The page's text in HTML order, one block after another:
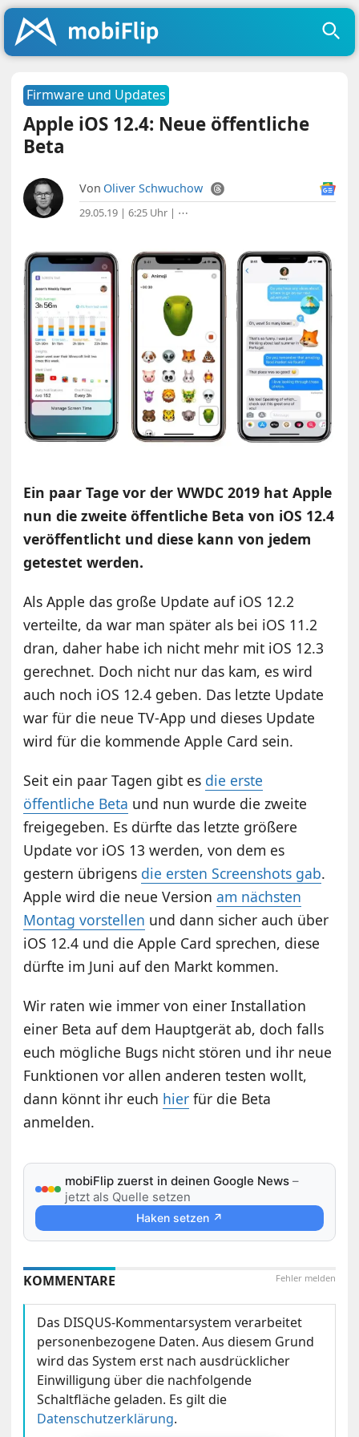
Firmware und Updates
Apple iOS 12.4: Neue öffentliche
Beta
Von Oliver Schwuchow
29.05.19 | 6:25 Uhr | ⋯
Ein paar Tage vor der WWDC 2019 hat Apple
nun die zweite öffentliche Beta von iOS 12.4
veröffentlicht und diese kann von jedem
getestet werden.
Als Apple das große Update auf iOS 12.2
verteilte, da war man später als bei iOS 11.2
dran, daher habe ich nicht mehr mit iOS 12.3
gerechnet. Doch nicht nur das kam, es wird
auch noch iOS 12.4 geben. Das letzte Update
war für die neue TV-App und dieses Update
wird für die kommende Apple Card sein.
Seit ein paar Tagen gibt es die erste
öffentliche Beta und nun wurde die zweite
freigegeben. Es dürfte das letzte größere
Update vor iOS 13 werden, von dem es
gestern übrigens die ersten Screenshots gab.
Apple wird die neue Versionam nächsten
Montag vorstellen und dann sicher auch über
iOS 12.4 und die Apple Card sprechen, diese
dürfte im Juni auf den Markt kommen.
Wir raten wie immer von einer Installation
einer Beta auf dem Hauptgerät ab, doch falls
euch mögliche Bugs nicht stören und ihr neue
Funktionen vor allen anderen testen wollt,
dann könnt ihr euch hier für die Beta
anmelden.
mobiFlip zuerst in deinen Google News –
jetzt als Quelle setzen
Haken setzen ↗
Fehler melden
KOMMENTARE
Das DISQUS-Kommentarsystem verarbeitet
personenbezogene Daten. Aus diesem Grund
wird das System erst nach ausdrücklicher
Einwilligung über die nachfolgende
Schaltfläche geladen. Es gilt die
Datenschutzerklärung.